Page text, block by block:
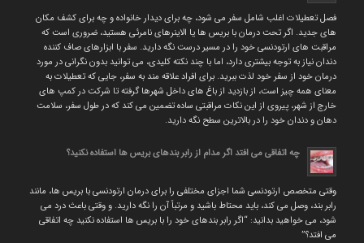
فصل تعطیلات اغلب شامل سفر می شود، چه برای دیدار خانواده و چه برای کشف مکان
های جدید. اگر تحت درمان با بریس ها یا الاینرهای نامرئی هستید، ضروری است که
مراقبت های ارتودنسی خود را در مسیر درست نگه دارید. سفر با ابزارهای صاف کننده
دندان نیاز به توجه بیشتری دارد، اما با چند نکته کلیدی، می توانید بدون نگرانی در مورد
درمان خود از سفر خود لذت ببرید. برای افراد علاقه مند به سفر، جایی که تعطیلات به
معنای همه چیز است، از بازدید از باغ های داخل شهرها گرفته تا شرکت در کمپ های
خارج از شهر، پیروی از این نکات مراقبتی ساده تضمین می کند که در طول سفر، سلامت
دهان و دندان خود را در بالاترین سطح نگه دارید.
چه اتفاقی می افتد اگر مدام از رابر بندهای بریس ها استفاده نکنید؟
وقتی متخصص ارتودنسی شما اجزای مختلفی را برای درمان ارتودنسی با بریس ها، مانند
رابر بند، وصل می کند، باید محتاط باشید و مرتباً آن را نگه دارید. و وقتی باعث درد می
شود، می خواهید بدانید: “اگر رابر بندهای خود را با بریس ها استفاده نکنید چه اتفاقی
می افتد؟”